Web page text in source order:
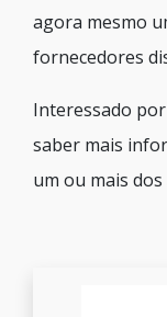
agora mesmo
fornecedores
Interessado
saber mais
um ou mais